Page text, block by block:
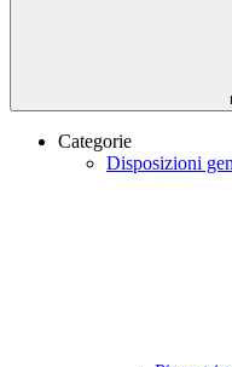
Categorie
Disposizioni